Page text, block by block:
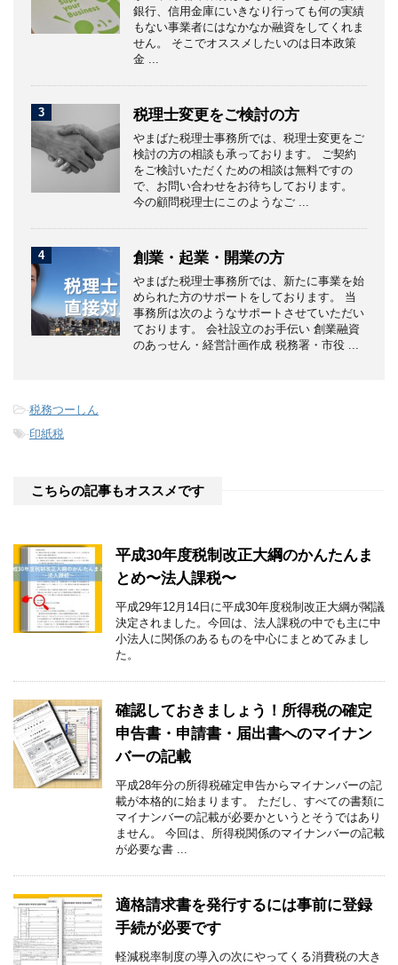
銀行、信用金庫にいきなり行っても何の実績
もない事業者にはなかなか融資をしてくれま
せん。 そこでオススメしたいのは日本政策
金 ...
3 税理士変更をご検討の方
やまばた税理士事務所では、税理士変更をご
検討の方の相談も承っております。 ご契約
をご検討いただくための相談は無料ですの
で、お問い合わせをお待ちしております。
今の顧問税理士にこのようなご ...
4 創業・起業・開業の方
やまばた税理士事務所では、新たに事業を始
められた方のサポートをしております。 当
事務所は次のようなサポートさせていただい
ております。 会社設立のお手伝い 創業融資
のあっせん・経営計画作成 税務署・市役 ...
-税務つーしん
-印紙税
こちらの記事もオススメです
平成30年度税制改正大綱のかんたんま
とめ〜法人課税〜
平成29年12月14日に平成30年度税制改正大綱が閣議
決定されました。今回は、法人課税の中でも主に中
小法人に関係のあるものを中心にまとめてみまし
た。
確認しておきましょう！所得税の確定
申告書・申請書・届出書へのマイナン
バーの記載
平成28年分の所得税確定申告からマイナンバーの記
載が本格的に始まります。 ただし、すべての書類に
マイナンバーの記載が必要かというとそうではあり
ません。 今回は、所得税関係のマイナンバーの記載
が必要な書 ...
適格請求書を発行するには事前に登録
手続が必要です
軽減税率制度の導入の次にやってくる消費税の大き